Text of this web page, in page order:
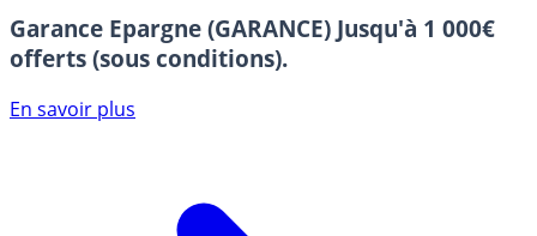
Garance Epargne (GARANCE) Jusqu'à 1 000€
offerts (sous conditions).
En savoir plus